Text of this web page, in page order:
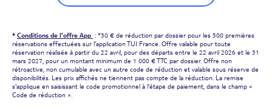
* Conditions de l'offre App : *30 € de réduction par dossier pour les 500 premières
réservations effectuées sur l'application TUI France. Offre valable pour toute
réservation réalisée à partir du 22 avril, pour des départs entre le 22 avril 2026 et le 31
mars 2027, pour un montant minimum de 1 000 € TTC par dossier. Offre non
rétroactive, non cumulable avec un autre code de réduction et valable sous réserve de
disponibilités. Les prix affichés ne tiennent pas compte de la réduction. La remise
s'applique en saisissant le code promotionnel à l'étape de paiement, dans le champ «
Code de réduction ».